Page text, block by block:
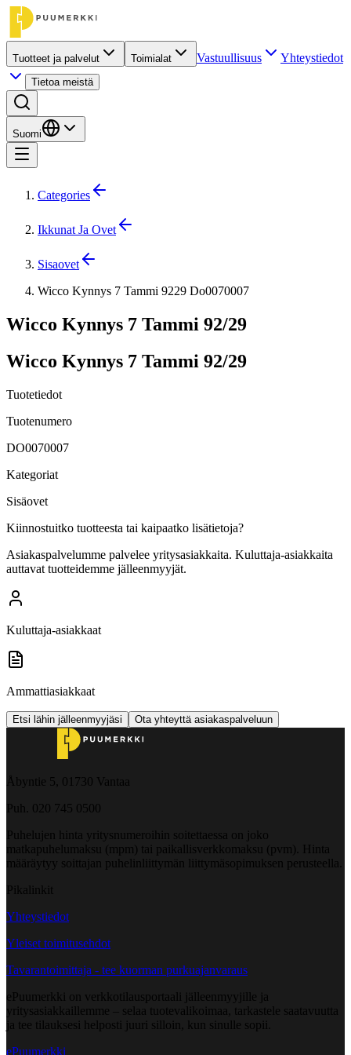
Tuotteet ja palvelut Toimialat Vastuullisuus Yhteystiedot
Tietoa meistä
Suomi
Categories
Ikkunat Ja Ovet
Sisaovet
Wicco Kynnys 7 Tammi 9229 Do0070007
Wicco Kynnys 7 Tammi 92/29
Wicco Kynnys 7 Tammi 92/29
Tuotetiedot
Tuotenumero
DO0070007
Kategoriat
Sisäovet
Kiinnostuitko tuotteesta tai kaipaatko lisätietoja?
Asiakaspalvelumme palvelee yritysasiakkaita. Kuluttaja-asiakkaita
auttavat tuotteidemme jälleenmyyjät.
Kuluttaja-asiakkaat
Ammattiasiakkaat
Etsi lähin jälleenmyyjäsi Ota yhteyttä asiakaspalveluun
Åbyntie 5, 01730 Vantaa
Puh. 020 745 0500
Puhelujen hinta yritysnumeroihin soitettaessa on joko
matkapuhelumaksu (mpm) tai paikallisverkkomaksu (pvm). Hinta
määräytyy soittajan puhelinliittymän liittymäsopimuksen perusteella.
Pikalinkit
Yhteystiedot
Yleiset toimitusehdot
Tavarantoimittaja - tee kuorman purkuajanvaraus
ePuumerkki on verkkotilausportaali jälleenmyyjille ja
yritysasiakkaillemme – selaa tuotevalikoimaa, tarkastele saatavuutta
ja tee tilauksesi helposti juuri silloin, kun sinulle sopii.
ePuumerkki